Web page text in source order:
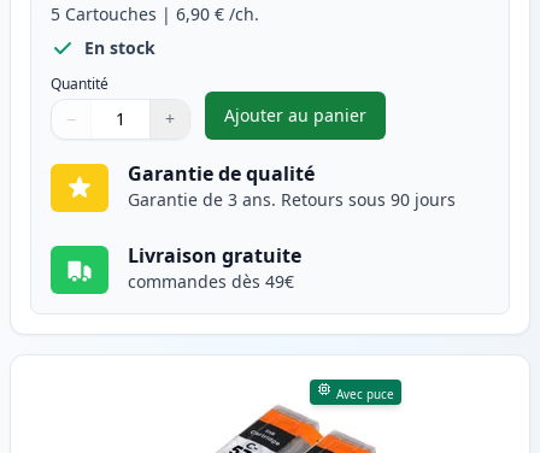
5 Cartouches | 6,90 € /ch.
En stock
Quantité
Quantité
Utilisez les boutons pour ajuster
− +
Quantité
Ajouter au panier
,Pack de 5 Canon PGI-570XL
Garantie de qualité
Garantie de 3 ans. Retours sous 90 jours
Livraison gratuite
commandes dès 49€
Avec puce